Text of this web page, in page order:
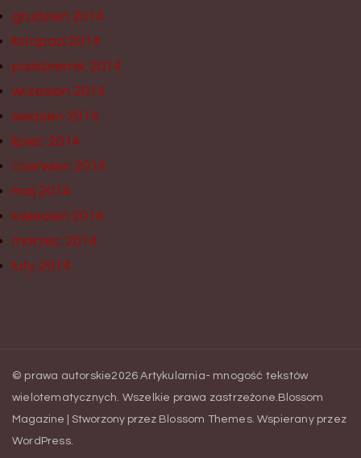
grudzień 2014
listopad 2014
październik 2014
wrzesień 2014
sierpień 2014
lipiec 2014
czerwiec 2014
maj 2014
kwiecień 2014
marzec 2014
luty 2014
© prawa autorskie2026Artykularnia- mnogość tekstów
wielotematycznych . Wszelkie prawa zastrzeżone. Blossom
Magazine | Stworzony przez Blossom Themes. Wspierany przez
WordPress.